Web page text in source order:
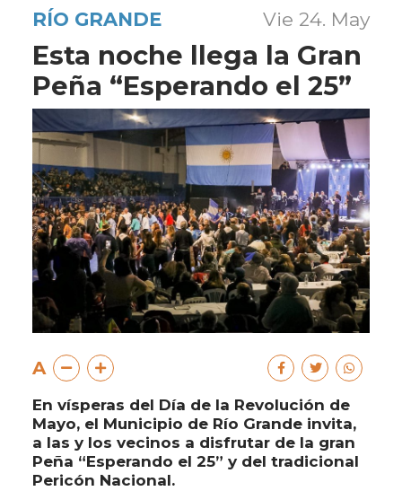
RÍO GRANDE Vie 24. May
Esta noche llega la Gran
Peña “Esperando el 25”
A
En vísperas del Día de la Revolución de
Mayo, el Municipio de Río Grande invita,
a las y los vecinos a disfrutar de la gran
Peña “Esperando el 25” y del tradicional
Pericón Nacional.